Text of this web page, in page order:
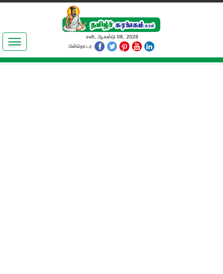
இலக்கியங்கள்
தமிழ் உலகம்
சனி, ஆகஸ்டு 08, 2026
பின்தொடர